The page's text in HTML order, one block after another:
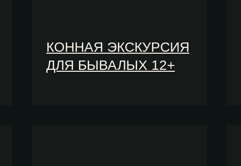
КОННАЯ ЭКСКУРСИЯ
ДЛЯ БЫВАЛЫХ 12+